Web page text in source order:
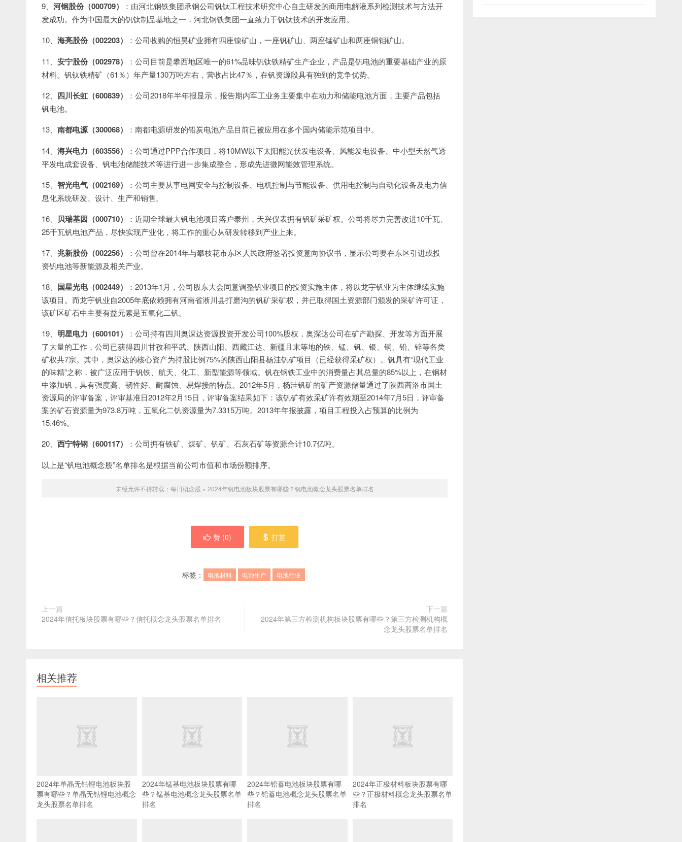
9、 河钢股份（000709）
：由河北钢铁集团承钢公司钒钛工程技术研究中心自主研发的商用电解液系列检测技术与方法开
发成功。作为中国最大的钒钛制品基地之一，河北钢铁集团一直致力于钒钛技术的开发应用。
10、 海亮股份（002203）
：公司收购的恒昊矿业拥有四座镍矿山，一座钒矿山、两座锰矿山和两座铜钼矿山。
11、 安宁股份（002978）
：公司目前是攀西地区唯一的61%品味钒钛铁精矿生产企业，产品是钒电池的重要基础产业的原
材料。钒钛铁精矿（61％）年产量130万吨左右，营收占比47％，在钒资源段具有独到的竞争优势。
12、 四川长虹（600839）
：公司2018年半年报显示，报告期内军工业务主要集中在动力和储能电池方面，主要产品包括
钒电池。
13、 南都电源（300068）
：南都电源研发的铅炭电池产品目前已被应用在多个国内储能示范项目中。
14、 海兴电力（603556）
：公司通过PPP合作项目，将10MW以下太阳能光伏发电设备、风能发电设备、中小型天然气透
平发电成套设备、钒电池储能技术等进行进一步集成整合，形成先进微网能效管理系统。
15、 智光电气（002169）
：公司主要从事电网安全与控制设备、电机控制与节能设备、供用电控制与自动化设备及电力信
息化系统研发、设计、生产和销售。
16、 贝瑞基因（000710）
：近期全球最大钒电池项目落户泰州，天兴仪表拥有钒矿采矿权。公司将尽力完善改进10千瓦、
25千瓦钒电池产品，尽快实现产业化，将工作的重心从研发转移到产业上来。
17、 兆新股份（002256）
：公司曾在2014年与攀枝花市东区人民政府签署投资意向协议书，显示公司要在东区引进或投
资钒电池等新能源及相关产业。
18、 国星光电（002449）
：2013年1月，公司股东大会同意调整钒业项目的投资实施主体，将以龙宇钒业为主体继续实施
该项目。而龙宇钒业自2005年底依赖拥有河南省淅川县打磨沟的钒矿采矿权，并已取得国土资源部门颁发的采矿许可证，
该矿区矿石中主要有益元素是五氧化二钒。
19、 明星电力（600101）
：公司持有四川奥深达资源投资开发公司100%股权，奥深达公司在矿产勘探、开发等方面开展
了大量的工作，公司已获得四川甘孜和平武、陕西山阳、西藏江达、新疆且末等地的铁、锰、钒、银、铜、铅、锌等各类
矿权共7宗。其中，奥深达的核心资产为持股比例75%的陕西山阳县杨洼钒矿项目（已经获得采矿权）。钒具有“现代工业
的味精”之称，被广泛应用于钒铁、航天、化工、新型能源等领域。钒在钢铁工业中的消费量占其总量的85%以上，在钢材
中添加钒，具有强度高、韧性好、耐腐蚀、易焊接的特点。2012年5月，杨洼钒矿的矿产资源储量通过了陕西商洛市国土
资源局的评审备案，评审基准日2012年2月15日，评审备案结果如下：该钒矿有效采矿许有效期至2014年7月5日，评审备
案的矿石资源量为973.8万吨，五氧化二钒资源量为7.3315万吨。2013年年报披露，项目工程投入占预算的比例为
15.46%。
20、 西宁特钢（600117）
：公司拥有铁矿、煤矿、钒矿、石灰石矿等资源合计10.7亿吨。
以上是“钒电池概念股”名单排名是根据当前公司市值和市场份额排序。
未经允许不得转载： 每日概念股 » 2024年钒电池板块股票有哪些？钒电池概念龙头股票名单排名
赞 (0) 打赏
标签： 电池材料 电池生产 电池行业
上一篇
2024年信托板块股票有哪些？信托概念龙头股票名单排名
下一篇
2024年第三方检测机构板块股票有哪些？第三方检测机构概
念龙头股票名单排名
相关推荐
2024年单晶无钴锂电池板块股
票有哪些？单晶无钴锂电池概念
龙头股票名单排名
2024年锰基电池板块股票有哪
些？锰基电池概念龙头股票名单
排名
2024年铅蓄电池板块股票有哪
些？铅蓄电池概念龙头股票名单
排名
2024年正极材料板块股票有哪
些？正极材料概念龙头股票名单
排名